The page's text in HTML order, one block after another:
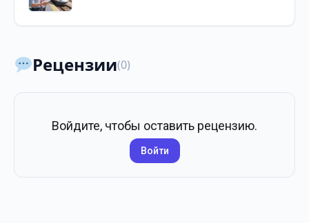
Рецензии(0)
Войдите, чтобы оставить рецензию.
Войти